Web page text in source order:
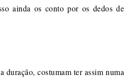
ainda os conto por os dedos de
duração, costumam ter assim numa